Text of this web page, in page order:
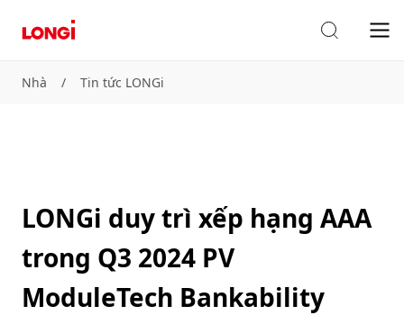
Nhà / Tin tức LONGi
LONGi duy trì xếp hạng AAA
trong Q3 2024 PV
ModuleTech Bankability